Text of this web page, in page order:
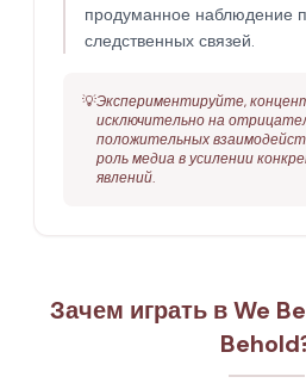
продуманное наблюдение
следственных связей.
💡Экспериментируйте,
исключительно на
положительных
роль медиа в усилении
явлений.
Зачем играть в We